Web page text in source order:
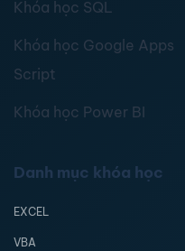
Khóa học SQL
Khóa học Google Apps
Script
Khóa học Power BI
Danh mục khóa học
EXCEL
VBA